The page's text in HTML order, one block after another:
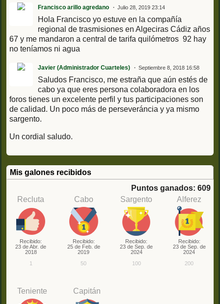
Francisco arillo agredano Julio 28, 2019 23:14
Hola Francisco yo estuve en la compañía
regional de trasmisiones en Algeciras Cádiz años
67 y me mandaron a central de tarifa quilómetros 92 hay
no teníamos ni agua
Javier (Administrador Cuarteles) Septiembre 8, 2018 16:58
Saludos Francisco, me estraña que aún estés de
cabo ya que eres persona colaboradora en los
foros tienes un excelente perfil y tus participaciones son
de calidad. Un poco más de perseveráncia y ya mismo
sargento.
Un cordial saludo.
Mis galones recibidos
Puntos ganados: 609
Recluta
Recibido:
23 de Abr. de
2018
1
Cabo
Recibido:
25 de Feb. de
2019
50
Sargento
Recibido:
23 de Sep. de
2024
100
Alferez
Recibido:
23 de Sep. de
2024
200
Teniente Capitán